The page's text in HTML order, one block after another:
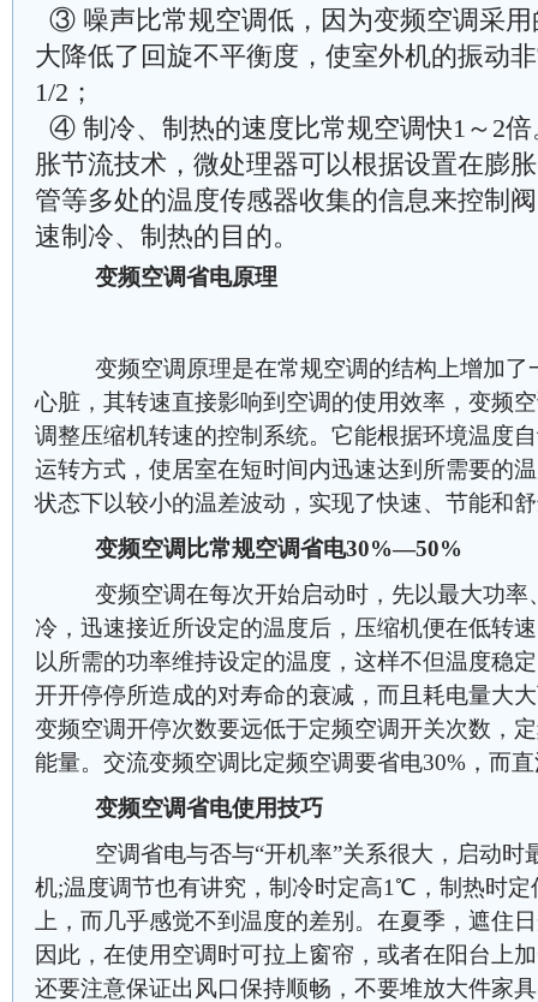
③ 噪声比常规空调低，因为变频空调采
大降低了回旋不平衡度，使室外机的振动
1/2；
④ 制冷、制热的速度比常规空调快1～2
胀节流技术，微处理器可以根据设置在膨
管等多处的温度传感器收集的信息来控制
速制冷、制热的目的。
变频空调省电原理
变频空调原理是在常规空调的结构上增加了
心脏，其转速直接影响到空调的使用效率，变频
调整压缩机转速的控制系统。它能根据环境温度
运转方式，使居室在短时间内迅速达到所需要的
状态下以较小的温差波动，实现了快速、节能和
变频空调比常规空调省电30%—50%
变频空调在每次开始启动时，先以最大功率
冷，迅速接近所设定的温度后，压缩机便在低转
以所需的功率维持设定的温度，这样不但温度稳
开开停停所造成的对寿命的衰减，而且耗电量大
变频空调开停次数要远低于定频空调开关次数，
能量。交流变频空调比定频空调要省电30%，而
变频空调省电使用技巧
空调省电与否与“开机率”关系很大，启动时
机;温度调节也有讲究，制冷时定高1℃，制热时
上，而几乎感觉不到温度的差别。在夏季，遮住
因此，在使用空调时可拉上窗帘，或者在阳台上
还要注意保证出风口保持顺畅，不要堆放大件家